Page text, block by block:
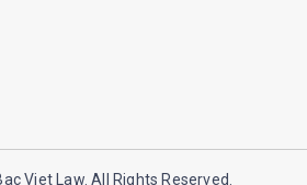
Viet Law. All Rights Reserved.